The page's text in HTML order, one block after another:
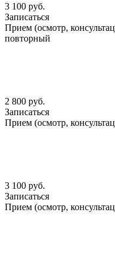
3 100 руб.
Записаться
Прием (осмотр,
повторный
2 800 руб.
Записаться
Прием (осмотр,
3 100 руб.
Записаться
Прием (осмотр,